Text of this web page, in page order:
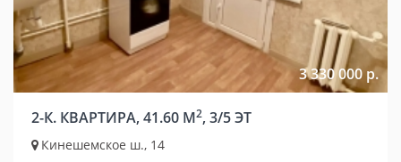
3 330 000 р.
2-К. КВАРТИРА, 41.60 М2, 3/5 ЭТ
Кинешемское ш., 14